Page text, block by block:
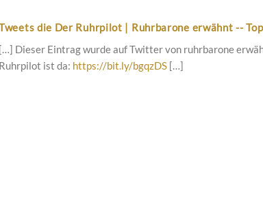
die Der Ruhrpilot | Ruhrbarone erwähnt --
[…] Dieser Eintrag wurde auf Twitter von ruhrbarone
Ruhrpilot ist da: https://bit.ly/bgqzDS […]